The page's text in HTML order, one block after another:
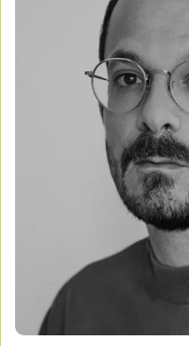
Programmation
Pour
connectez-